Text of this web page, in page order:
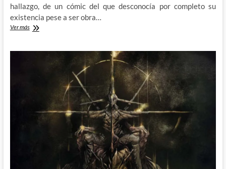
hallazgo, de un cómic del que desconocía por completo su
existencia pese a ser obra…
Ver másDescubriendo
Error